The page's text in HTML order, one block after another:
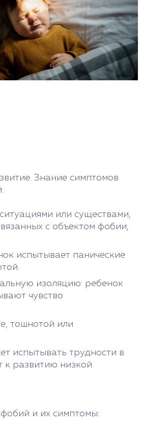
Знание симптомов
или существами,
с объектом фобии,
испытывает панические
изоляцию: ребенок
чувство
тошнотой или
испытывать трудности в
к развитию низкой
и их симптомы: